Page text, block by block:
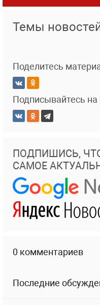
Темы
Поделитесь
Подписывайтесь на
ПОДПИШИСЬ,
САМОЕ
0 комментариев
Последние